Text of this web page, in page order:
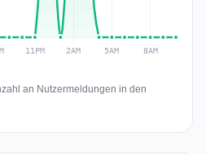
an Nutzermeldungen in den